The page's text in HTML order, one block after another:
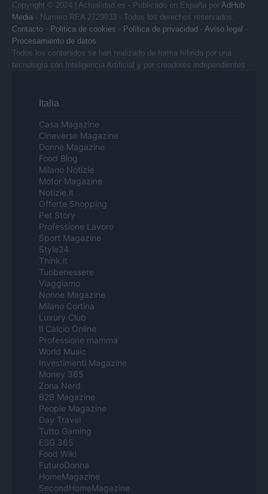
Copyright © 2024 | Actualidad.es - Publicado en España por AdHub
Media - Numero REA 2729933 - Todos los derechos reservados.
Contacto - Politica de cookies - Política de privacidad - Aviso legal -
Procesamiento de datos
Todos los contenidos se han realizado de forma híbrida por una
tecnología con Inteligencia Artificial y por creadores independientes
Italia
Casa Magazine
Cineverse Magazine
Donne Magazine
Food Blog
Milano Notizie
Motor Magazine
Notizie.it
Offerte Shopping
Pet Story
Professione Lavoro
Sport Magazine
Style24
Think.it
Tuobenessere
Viaggiamo
Nonne Magazine
Milano Cortina
Luxury Club
Il Calcio Online
Professione mamma
World Music
Investimenti Magazine
Money 365
Zona Nerd
B2B Magazine
People Magazine
Day Travel
Tutto Gaming
ESG 365
Food Wiki
FuturoDonna
HomeMagazine
SecondHomeMagazine